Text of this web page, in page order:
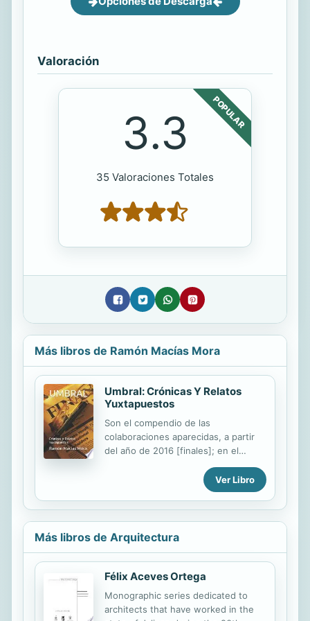
Valoración
POPULAR
3.3
35 Valoraciones Totales
Más libros de Ramón Macías Mora
Umbral: Crónicas Y Relatos
Yuxtapuestos
Son el compendio de las
colaboraciones aparecidas, a partir
del año de 2016 [finales]; en el
México; MILENIO.Las notas, son
todas; de la sección cultural Jalisco,
exaltación, elegidas al azar y como
su título indica; son de temática
variopinta, propias de la tertulia de
café, concebidas ahí, tras de una
taza despostillada, descarapelada o
buena charla.También pueden ser
Ver Libro
Más libros de Arquitectura
Félix Aceves Ortega
Monographic series dedicated to
architects that have worked in the